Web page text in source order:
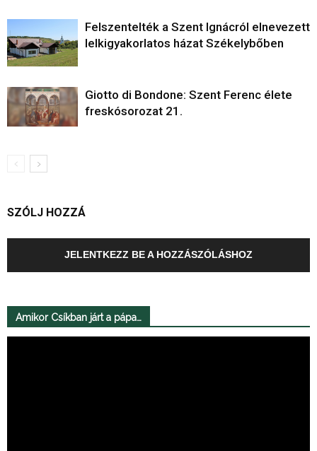
Felszentelték a Szent Ignácról elnevezett
lelkigyakorlatos házat Székelybőben
Giotto di Bondone: Szent Ferenc élete
freskósorozat 21.
SZÓLJ HOZZÁ
JELENTKEZZ BE A HOZZÁSZÓLÁSHOZ
Amikor Csíkban járt a pápa…